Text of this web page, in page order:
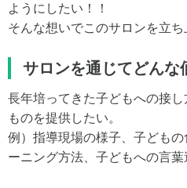
ようにしたい！！
そんな想いでこのサロンを立ち
サロンを通じてどんな
長年培ってきた子どもへの接
ものを提供したい。
例）指導現場の様子、子ども
ーニング方法、子どもへの言